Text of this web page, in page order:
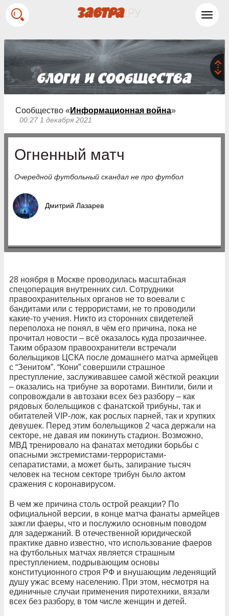
Сообщество « Информационная война»
00:27 1 декабря 2021
Огненный матч
Очередной футбольный скандал не про футбол
Дмитрий Лазарев
28 ноября в Москве проводилась масштабная
спецоперация внутренних сил. Сотрудники
правоохранительных органов не то воевали с
бандитами или с террористами, не то проводили
какие-то учения. Никто из сторонних свидетелей
переполоха не понял, в чём его причина, пока не
прочитал новости – всё оказалось куда прозаичнее.
Таким образом правоохранители встречали
болельщиков ЦСКА после домашнего матча армейцев
с “Зенитом”. “Кони” совершили страшное
преступление, заслуживавшее самой жёсткой реакции
– оказались на трибуне за воротами. Винтили, били и
сопровождали в автозаки всех без разбору – как
рядовых болельщиков с фанатской трибуны, так и
обитателей VIP-лож, как рослых парней, так и хрупких
девушек. Перед этим болельщиков 2 часа держали на
секторе, не давая им покинуть стадион. Возможно,
МВД тренировало на фанатах методики борьбы с
опасными экстремистами-террористами-
сепаратистами, а может быть, запирание тысяч
человек на тесном секторе трибун было актом
сражения с коронавирусом.
В чем же причина столь острой реакции? По
официальной версии, в конце матча фанаты армейцев
зажгли фаеры, что и послужило основным поводом
для задержаний. В отечественной юридической
практике давно известно, что использование фаеров
на футбольных матчах является страшным
преступлением, подрывающим основы
конституционного строя РФ и внушающим леденящий
душу ужас всему населению. При этом, несмотря на
единичные случаи применения пиротехники, вязали
всех без разбору, в том числе женщин и детей.